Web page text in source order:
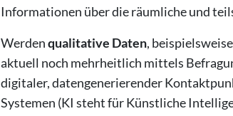
Informationen über die räumliche und
Werdenqualitative Daten,
aktuell noch mehrheitlich mittels
digitaler, datengenerierender
Systemen (KI steht für Künstliche